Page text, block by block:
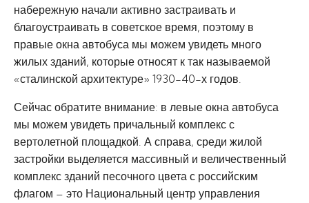
набережную начали активно застраивать и
благоустраивать в советское время, поэтому в
правые окна автобуса мы можем увидеть много
жилых зданий, которые относят к так называемой
«сталинской архитектуре» 1930-40-х годов.
Сейчас обратите внимание: в левые окна автобуса
мы можем увидеть причальный комплекс с
вертолетной площадкой. А справа, среди жилой
застройки выделяется массивный и величественный
комплекс зданий песочного цвета с российским
флагом – это Национальный центр управления